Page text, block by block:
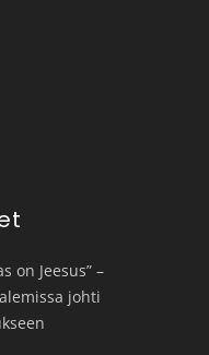
on Jeesus” –
johti